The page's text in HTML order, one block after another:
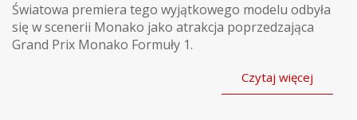
Światowa premiera tego wyjątkowego modelu odbyła
się w scenerii Monako jako atrakcja poprzedzająca
Grand Prix Monako Formuły 1.
Czytaj więcej